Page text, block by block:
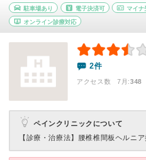
駐車場あり 電子決済可 マイナ
オンライン診療対応
2件
アクセス数 7月:348
ペインクリニックについて
【診療・治療法】
腰椎椎間板ヘルニ